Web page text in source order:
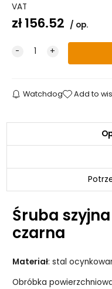
VAT
zł156.52 op.
Watchdog Add to
Śruba szyjna
czarna
Materiał: stal
Obróbka